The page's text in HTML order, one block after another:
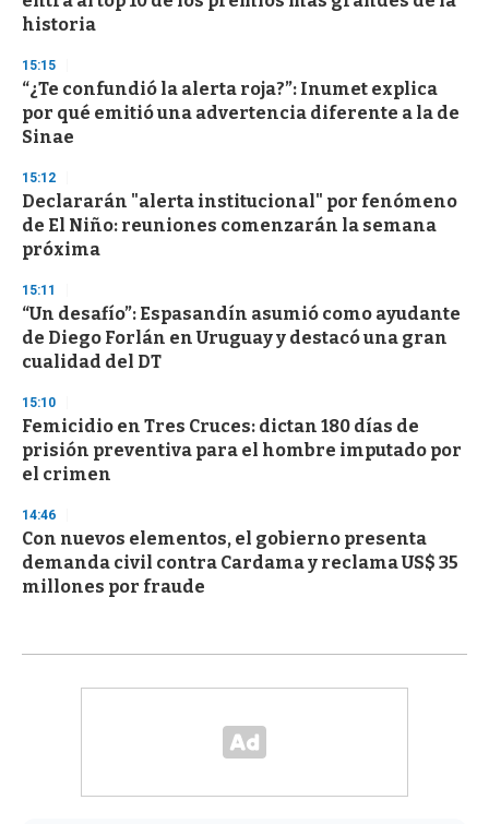
historia
15:15
“¿Te confundió la alerta roja?”: Inumet explica
por qué emitió una advertencia diferente a la de
Sinae
15:12
Declararán "alerta institucional" por fenómeno
de El Niño: reuniones comenzarán la semana
próxima
15:11
“Un desafío”: Espasandín asumió como ayudante
de Diego Forlán en Uruguay y destacó una gran
cualidad del DT
15:10
Femicidio en Tres Cruces: dictan 180 días de
prisión preventiva para el hombre imputado por
el crimen
14:46
Con nuevos elementos, el gobierno presenta
demanda civil contra Cardama y reclama US$ 35
millones por fraude